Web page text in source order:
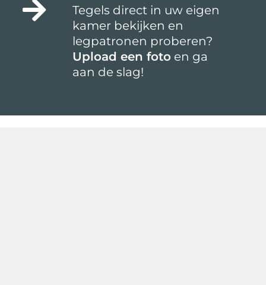
Tegels direct in uw eigen
kamer bekijken en
legpatronen proberen?
Upload een foto en ga
aan de slag!